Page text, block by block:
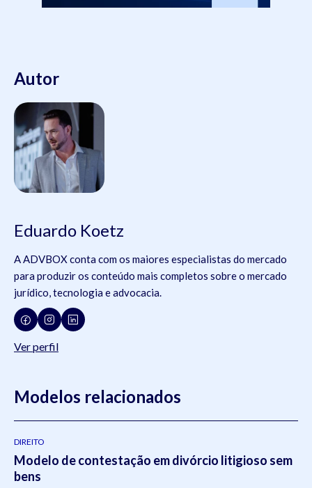
Autor
Eduardo Koetz
A ADVBOX conta com os maiores especialistas do mercado
para produzir os conteúdo mais completos sobre o mercado
jurídico, tecnologia e advocacia.
Ver perfil
Modelos relacionados
DIREITO
Modelo de contestação em divórcio litigioso sem
bens